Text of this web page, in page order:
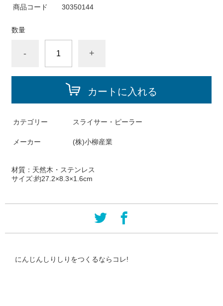
商品コード 30350144
数量
- +
カートに入れる
カテゴリー スライサー・ピーラー
メーカー (株)小柳産業
材質： 天然木・ステンレス
サイズ:約27.2×8.3×1.6cm
にんじんしりしりをつくるならコレ!